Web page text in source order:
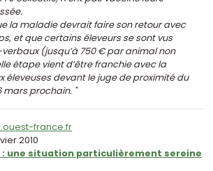
la maladie devrait faire son retour avec
et que certains éleveurs se sont vus
(jusqu’à 750 € par animal non
étape vient d’être franchie avec la
éleveuses devant le juge de proximité du
mars prochain. "
france.fr
2010
une situation particulièrement sereine